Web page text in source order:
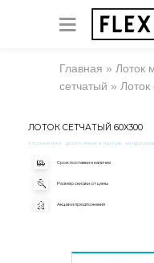
Главная » Лоток
сетчатый » Лоток
ЛОТОК СЕТЧАТЫЙ 60X300
Уточняйте дополнительную
Срок поставки и наличие
Размер скидки от цены
Акции и предложения